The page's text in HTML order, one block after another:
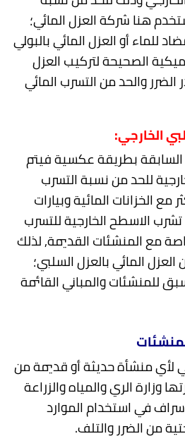
هنا شركة العزل المائي؛
للماء أو العزل المائي بالبولي
الصحيحة لتركيب العزل
والحد من التسرب المائي
الخارجي:
السابقة بطريقة عكسية فيتم
للحد من نسبة التسرب
مع الخزانات المائية وبيارات
الاسطح الخارجية للتسرب
مع المنشئات القديمة, لذلك
المائي بالعزل السلبي؛
للمنشئات والمباني القائمة
لأي منشأة حديثة أو قديمة من
وزارة الري والمياه والزراعة
في استخدام الموارد
من الضرر والتلف.